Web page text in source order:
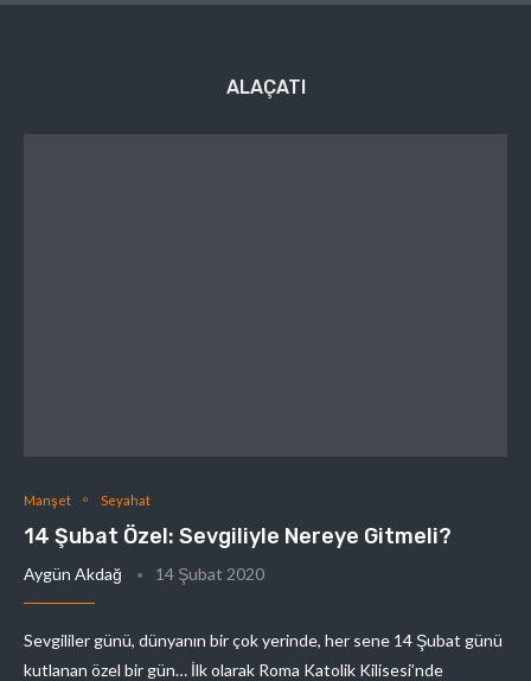
ALAÇATI
Manşet Seyahat
14 Şubat Özel: Sevgiliyle Nereye Gitmeli?
Aygün Akdağ 14 Şubat 2020
Sevgililer günü, dünyanın bir çok yerinde, her sene 14 Şubat günü
kutlanan özel bir gün… İlk olarak Roma Katolik Kilisesi’nde